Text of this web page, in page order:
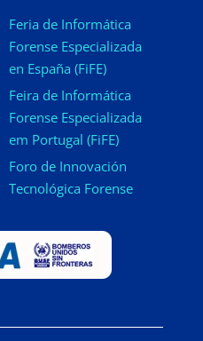
Feria de Informática
Forense Especializada
en España (FiFE)
Feira de Informática
Forense Especializada
em Portugal (FiFE)
Foro de Innovación
Tecnológica Forense